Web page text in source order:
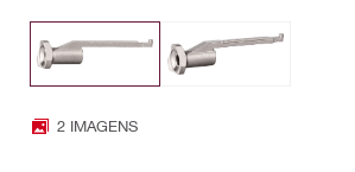
2 IMAGENS